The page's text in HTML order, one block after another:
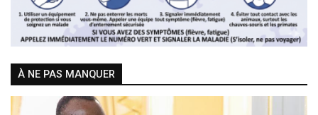
À NE PAS MANQUER